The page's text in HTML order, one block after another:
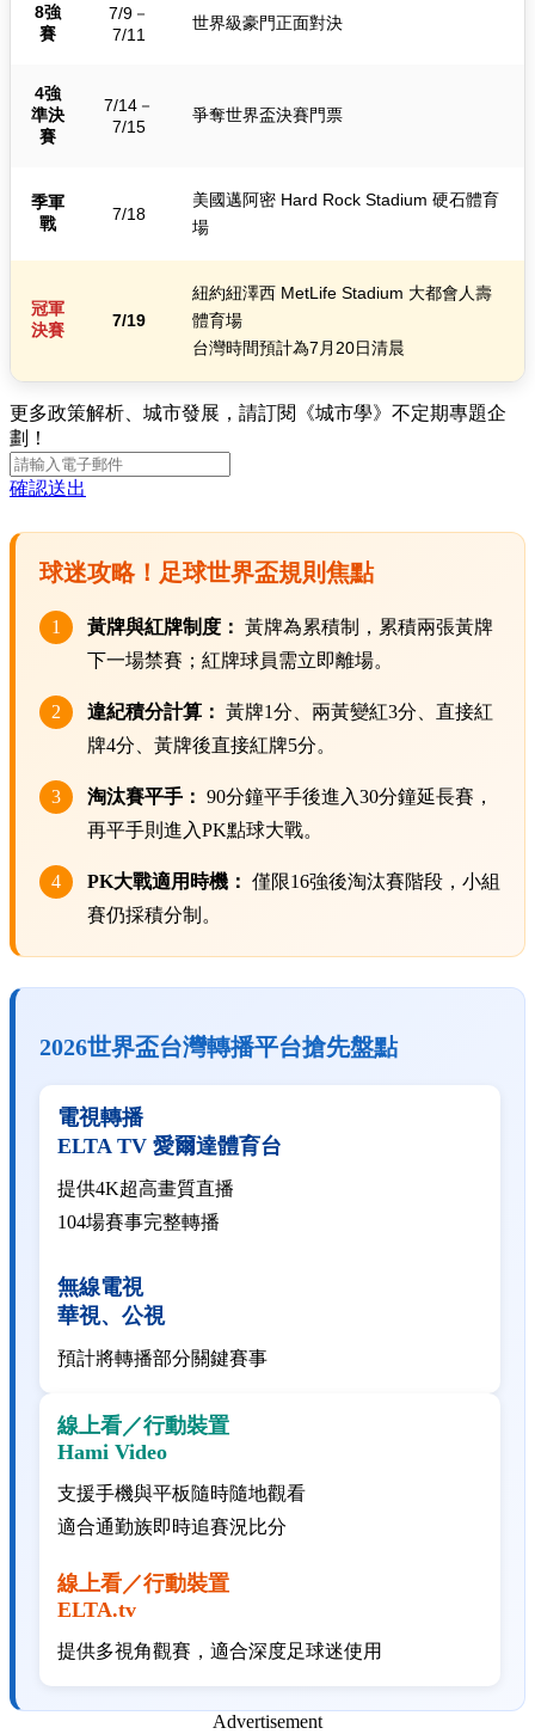
8強
賽
7/9－
7/11
世界級豪門正面對決
4強
準決
賽
7/14－
7/15
爭奪世界盃決賽門票
季軍
戰
7/18
美國邁阿密 Hard Rock Stadium 硬石體育
場
冠軍
決賽
7/19
紐約紐澤西 MetLife Stadium 大都會人壽
體育場
台灣時間預計為7月20日清晨
更多政策解析、城市發展，請訂閱《城市學》不定期專題企
劃！
確認送出
球迷攻略！足球世界盃規則焦點
1 黃牌與紅牌制度： 黃牌為累積制，累積兩張黃牌
下一場禁賽；紅牌球員需立即離場。
2 違紀積分計算： 黃牌1分、兩黃變紅3分、直接紅
牌4分、黃牌後直接紅牌5分。
3 淘汰賽平手： 90分鐘平手後進入30分鐘延長賽，
再平手則進入PK點球大戰。
4 PK大戰適用時機： 僅限16強後淘汰賽階段，小組
賽仍採積分制。
2026世界盃台灣轉播平台搶先盤點
電視轉播
ELTA TV 愛爾達體育台
提供4K超高畫質直播
104場賽事完整轉播
無線電視
華視、公視
預計將轉播部分關鍵賽事
線上看／行動裝置
Hami Video
支援手機與平板隨時隨地觀看
適合通勤族即時追賽況比分
線上看／行動裝置
ELTA.tv
提供多視角觀賽，適合深度足球迷使用
Advertisement